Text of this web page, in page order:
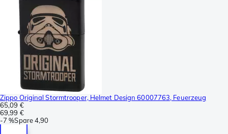
Zippo Original Stormtrooper, Helmet Design 60007763, Feuerzeug
65,09 €
69,99 €
-7 %Spare4,90